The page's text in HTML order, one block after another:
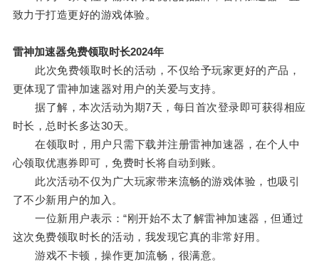
致力于打造更好的游戏体验。
雷神加速器免费领取时长2024年
此次免费领取时长的活动，不仅给予玩家更好的产品，
更体现了雷神加速器对用户的关爱与支持。
据了解，本次活动为期7天，每日首次登录即可获得相应
时长，总时长多达30天。
在领取时，用户只需下载并注册雷神加速器，在个人中
心领取优惠券即可，免费时长将自动到账。
此次活动不仅为广大玩家带来流畅的游戏体验，也吸引
了不少新用户的加入。
一位新用户表示：“刚开始不太了解雷神加速器，但通过
这次免费领取时长的活动，我发现它真的非常好用。
游戏不卡顿，操作更加流畅，很满意。